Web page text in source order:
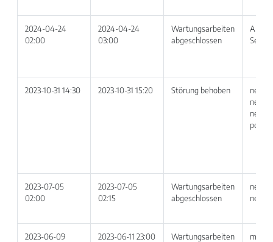
2024-04-24
02:00
2024-04-24
03:00
Wartungsarbeiten
abgeschlossen
Alle
2023-10-31 14:30 2023-10-31 15:20 Störung behoben
2023-07-05
02:00
2023-07-05
02:15
Wartungsarbeiten
abgeschlossen
2023-06-09
2023-06-11 23:00
Wartungsarbeiten
my